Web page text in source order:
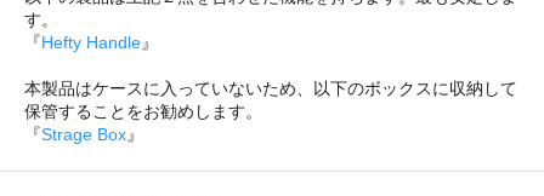
す。
『Hefty Handle』
本製品はケースに入っていないため、以下のボックスに収納して
保管することをお勧めします。
『Strage Box』